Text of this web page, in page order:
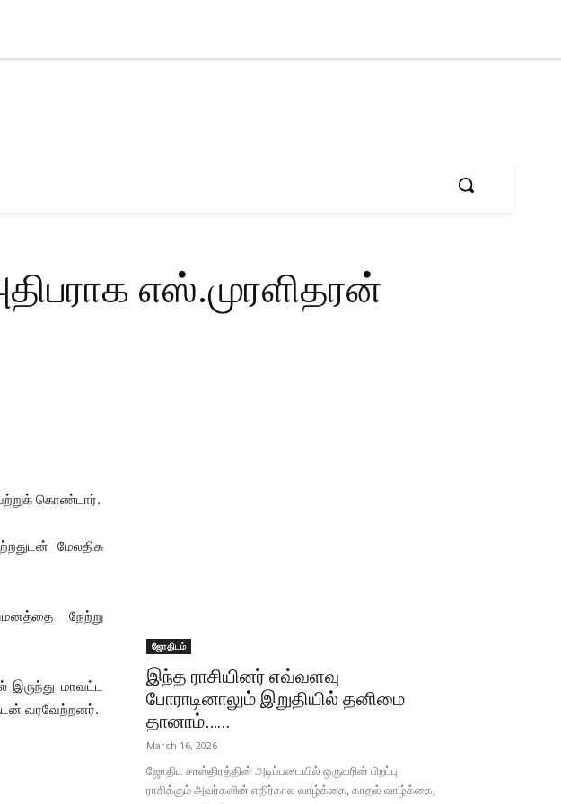
எஸ்.முரளிதரன்
கொண்டார்.
மேலதிக
நேற்று
இருந்து மாவட்ட
வரவேற்றனர்.
ஜோதிடம்
இந்த ராசியினர் எவ்வளவு
போராடினாலும் இறுதியில் தனிமை
தானாம்…...
March 16, 2026
ஜோதிட சாஸ்திரத்தின் அடிப்படையில் ஒருவரின் பிறப்பு
ராசிக்கும் அவர்களின் எதிர்கால வாழ்க்கை, காதல் வாழ்க்கை,